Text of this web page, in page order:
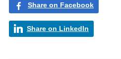
Share on Facebook
Share on LinkedIn